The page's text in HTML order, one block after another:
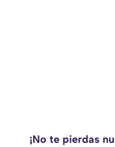
¡No te pierdas